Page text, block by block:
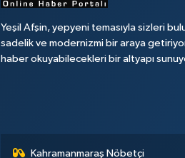
Yeşil Afşin, yepyeni temasıyla sizleri
sadelik ve modernizmi bir araya
haber okuyabilecekleri bir altyapı
Kahramanmaraş Nöbetçi